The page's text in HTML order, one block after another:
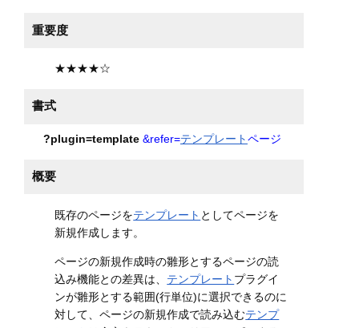
重要度
★★★★☆
書式
?plugin=template &refer=テンプレートページ
概要
既存のページをテンプレート としてページを
新規作成します。
ページの新規作成時の雛形とするページの読
込み機能との差異は、 テンプレート プラグイ
ンが雛形とする範囲(行単位)に選択できるのに
対して、ページの新規作成で読み込むテンプ